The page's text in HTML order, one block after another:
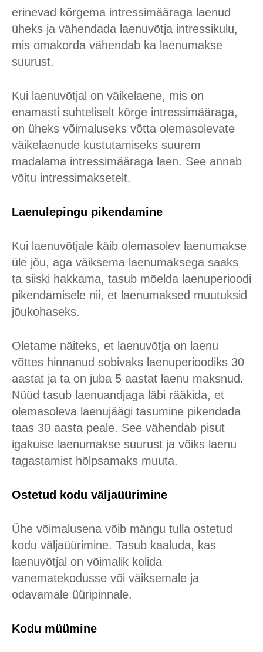
erinevad kõrgema intressimääraga laenud
üheks ja vähendada laenuvõtja intressikulu,
mis omakorda vähendab ka laenumakse
suurust.
Kui laenuvõtjal on väikelaene, mis on
enamasti suhteliselt kõrge intressimääraga,
on üheks võimaluseks võtta olemasolevate
väikelaenude kustutamiseks suurem
madalama intressimääraga laen. See annab
võitu intressimaksetelt.
Laenulepingu pikendamine
Kui laenuvõtjale käib olemasolev laenumakse
üle jõu, aga väiksema laenumaksega saaks
ta siiski hakkama, tasub mõelda laenuperioodi
pikendamisele nii, et laenumaksed muutuksid
jõukohaseks.
Oletame näiteks, et laenuvõtja on laenu
võttes hinnanud sobivaks laenuperioodiks 30
aastat ja ta on juba 5 aastat laenu maksnud.
Nüüd tasub laenuandjaga läbi rääkida, et
olemasoleva laenujäägi tasumine pikendada
taas 30 aasta peale. See vähendab pisut
igakuise laenumakse suurust ja võiks laenu
tagastamist hõlpsamaks muuta.
Ostetud kodu väljaüürimine
Ühe võimalusena võib mängu tulla ostetud
kodu väljaüürimine. Tasub kaaluda, kas
laenuvõtjal on võimalik kolida
vanematekodusse või väiksemale ja
odavamale üüripinnale.
Kodu müümine